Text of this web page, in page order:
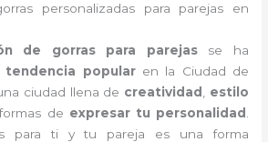
personalizadas para parejas en
de gorras para parejasse ha
tendencia popularen la Ciudad de
ciudad llena de creatividad
estilo
de expresar tu personalidad
para ti y tu pareja es una forma